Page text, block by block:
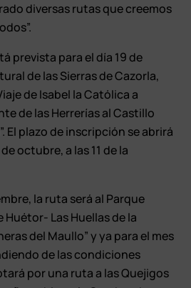
diversas rutas que creemos
prevista para el día 19 de
de las Sierras de Cazorla,
de Isabel la Católica a
de las Herrerías al Castillo
El plazo de inscripción se abrirá
octubre, a las 11 de la
la ruta será al Parque
Huétor- Las Huellas de la
del Maullo” y ya para el mes
de las condiciones
por una ruta a las Quejigos